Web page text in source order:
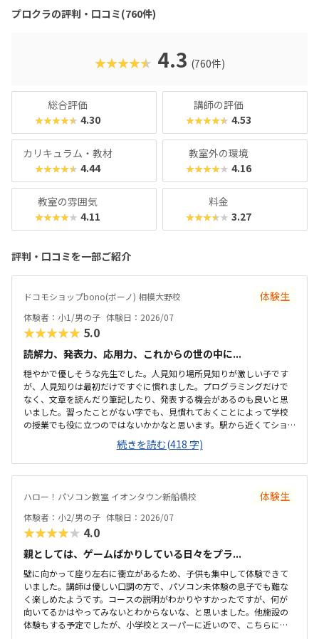
600以上の教室で展開され、初めてでも安心して参加できる
無料体験も実施中。遊びながら未来につながる力を育てられ
プロクラの評判・口コミ(760件)
★★★★★ 4.3 (760件)
総合評価
★★★★★ 4.30
講師の評価
★★★★★ 4.53
カリキュラム・教材
★★★★★ 4.44
教室外の環境
★★★★★ 4.16
教室の雰囲気
★★★★★ 4.11
料金
★★★★★ 3.27
評判・口コミを一部ご紹介
ドコモショップbono(ボーノ) 相模大野校 体験生
体験者：小1/男の子 体験日：2026/07
★★★★★ 5.0
読解力、発表力、応用力、これからの世の中に...
穏やかで優しそうな先生でした。人見知り場所見知りが激しい子です
が、人見知りは最初だけですぐに慣れました。プログラミングだけで
なく、文章を読んだり筆記したり、発表する機会があるのも良いと思
いました。習ったことがない字でも、見慣れておくことによって学校
の授業でも役に立つのではないかかなと思います。駅から近くてショ
ッピングモールの中にあるので便利です。車で来ても授業分の駐車券
は付けてくれるそうです。ドコモショップ内なので音が気になるかと
思いましたが、扉を閉めればそんなに気になりませんでした。一面ガ
ラスなので程よい解放感で授業の様子が見れます。プログラミング教
プライベートでも使えるからいいかな、と思ってます。学校で使って
いるパソコンはタッチパネルタイプなので、キーボードは打てるかな
と心配でしたが、すぐに慣れました。コマンド１つでた...
続きを読む(418 字)
ハロー！パソコン教室 イオンタウン新船橋校 体験生
体験者：小2/男の子 体験日：2026/07
★★★★★ 4.0
親としては、ゲームばかりしている日々をプラ...
壁に向かって座り左右に衝立があるため、子供も集中して体験できて
いました。講師は優しい口調の方で、パソコン未体験の息子でも難な
く楽しめたようです。コースの説明がわかりやすかったですが、何が
向いてるかはやってみないとわからないな、と思いました。他施設の
体験もする予定でしたが、小学校とスーパーに近いので、こちらに決